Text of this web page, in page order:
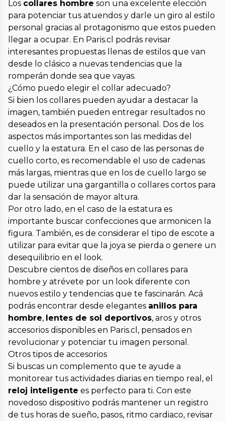
Los collares hombre son una excelente elección
para potenciar tus atuendos y darle un giro al estilo
personal gracias al protagonismo que estos pueden
llegar a ocupar. En Paris.cl podrás revisar
interesantes propuestas llenas de estilos que van
desde lo clásico a nuevas tendencias que la
romperán donde sea que vayas.
¿Cómo puedo elegir el collar adecuado?
Si bien los collares pueden ayudar a destacar la
imagen, también pueden entregar resultados no
deseados en la presentación personal. Dos de los
aspectos más importantes son las medidas del
cuello y la estatura. En el caso de las personas de
cuello corto, es recomendable el uso de cadenas
más largas, mientras que en los de cuello largo se
puede utilizar una gargantilla o collares cortos para
dar la sensación de mayor altura.
Por otro lado, en el caso de la estatura es
importante buscar confecciones que armonicen la
figura. También, es de considerar el tipo de escote a
utilizar para evitar que la joya se pierda o genere un
desequilibrio en el look.
Descubre cientos de diseños en collares para
hombre y atrévete por un look diferente con
nuevos estilo y tendencias que te fascinarán. Acá
podrás encontrar desde elegantes anillos para
hombre, lentes de sol deportivos, aros y otros
accesorios disponibles en Paris.cl, pensados en
revolucionar y potenciar tu imagen personal.
Otros tipos de accesorios
Si buscas un complemento que te ayude a
monitorear tus actividades diarias en tiempo real, el
reloj inteligente es perfecto para ti. Con este
novedoso dispositivo podrás mantener un registro
de tus horas de sueño, pasos, ritmo cardiaco, revisar